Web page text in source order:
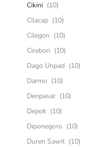
Cikini (10)
Cilacap (10)
Cilegon (10)
Cirebon (10)
Dago Unpad (10)
Darmo (10)
Denpasar (10)
Depok (10)
Diponegoro (10)
Duren Sawit (10)